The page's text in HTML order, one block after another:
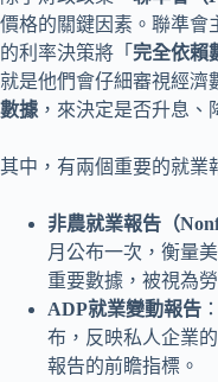
價格的關鍵因素。聯準會
的利率決策將「 完全依賴
就是他們會仔細審視經濟
數據 ，來決定是否升息、
其中，有兩個重要的就業
非農就業報告（
月公布一次，衡量
重要數據，被視為
ADP就業變動報告
布，反映私人企業
報告的前瞻指標。